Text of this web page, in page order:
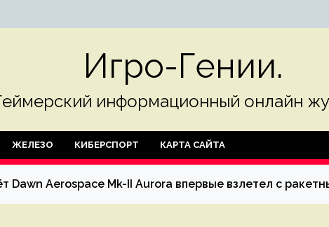
Игро-Гении.
информационный онлайн
ЖЕЛЕЗО КИБЕРСПОРТ КАРТА САЙТА
Dawn Aerospace Mk-II Aurora впервые взлетел с